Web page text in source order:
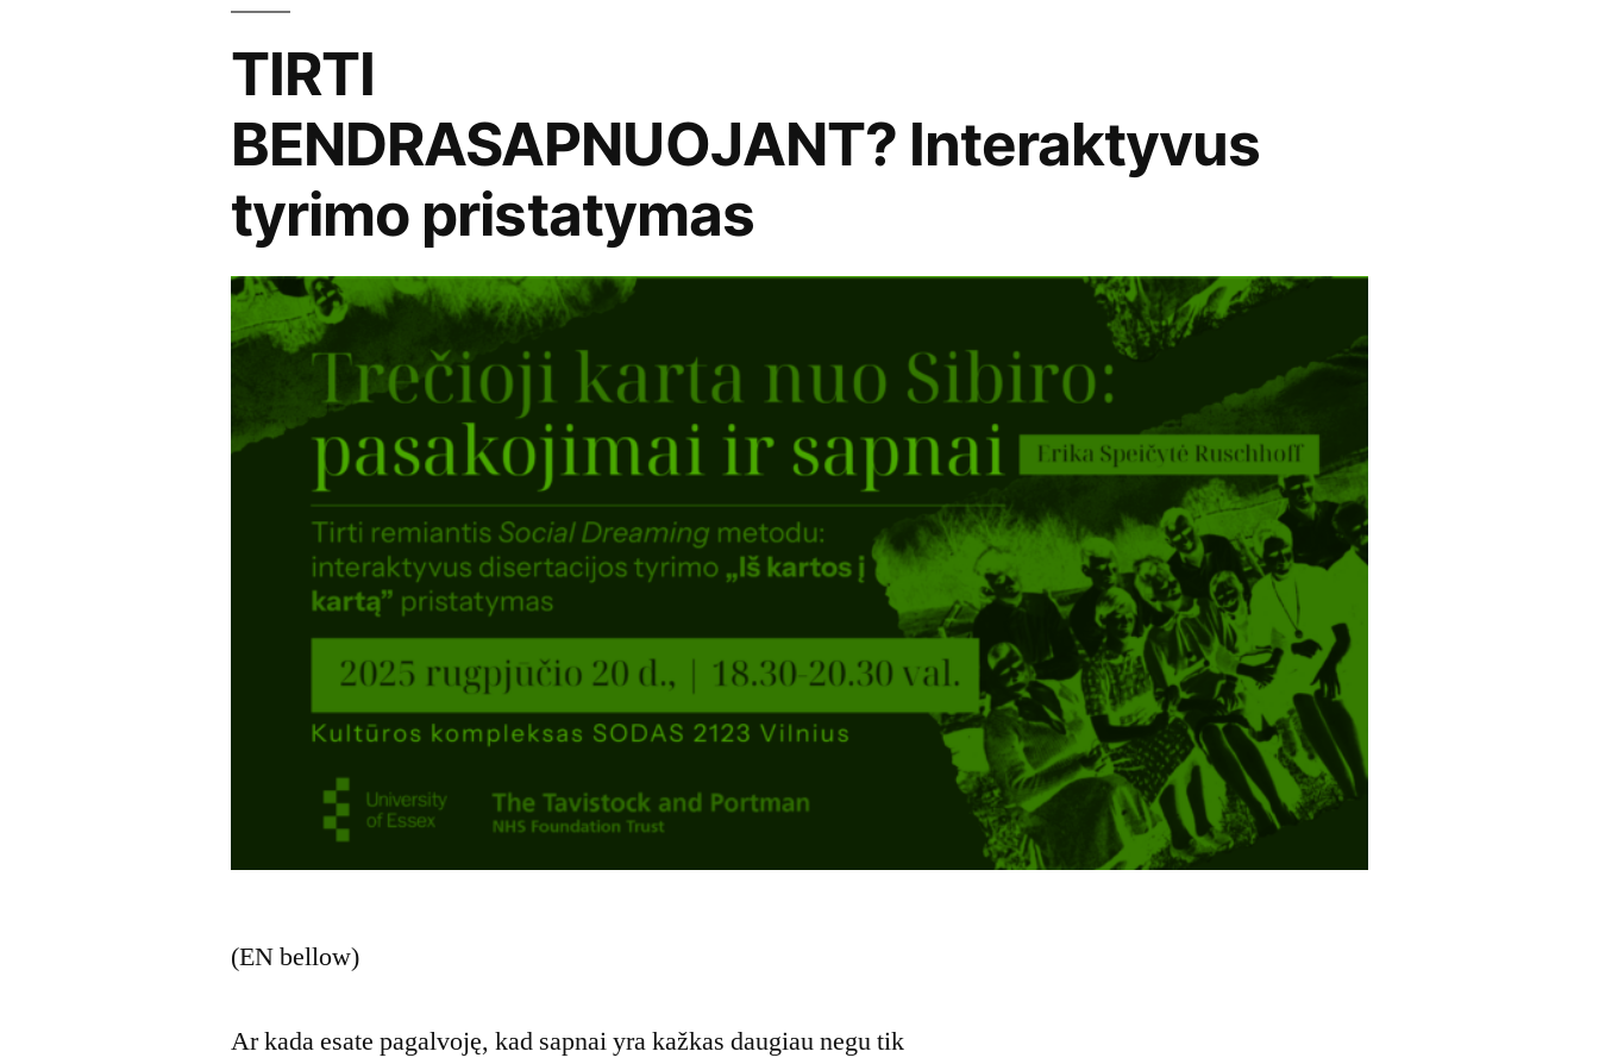
TIRTI
BENDRASAPNUOJANT? Interaktyvus
tyrimo pristatymas
(EN bellow)
Ar kada esate pagalvoję, kad sapnai yra kažkas daugiau negu tik